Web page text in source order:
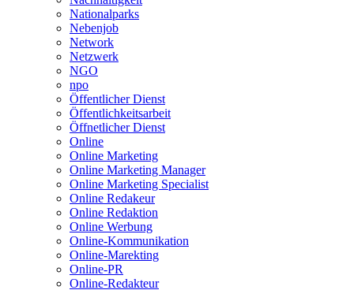
Nationalparks
Nebenjob
Network
Netzwerk
NGO
npo
Öffentlicher Dienst
Öffentlichkeitsarbeit
Öffnetlicher Dienst
Online
Online Marketing
Online Marketing Manager
Online Marketing Specialist
Online Redakeur
Online Redaktion
Online Werbung
Online-Kommunikation
Online-Marekting
Online-PR
Online-Redakteur